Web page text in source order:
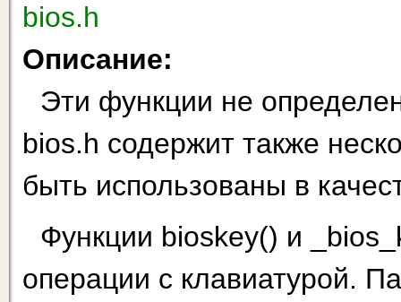
bios.h
Описание:
Эти функции не
bios.h содержит также
быть использованы в
Функции bioskey() и
операции с клавиатурой.